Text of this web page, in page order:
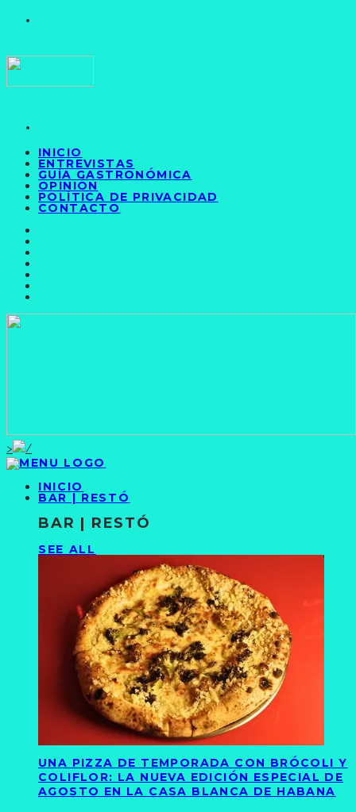
INICIO
ENTREVISTAS
GUÍA GASTRONÓMICA
OPINIÓN
POLÍTICA DE PRIVACIDAD
CONTACTO
>
INICIO
BAR | RESTÓ
BAR | RESTÓ
SEE ALL
UNA PIZZA DE TEMPORADA CON BRÓCOLI Y
COLIFLOR: LA NUEVA EDICIÓN ESPECIAL DE
AGOSTO EN LA CASA BLANCA DE HABANA